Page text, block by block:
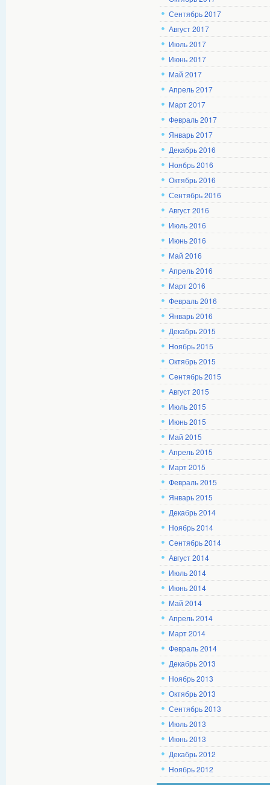
Сентябрь 2017
Август 2017
Июль 2017
Июнь 2017
Май 2017
Апрель 2017
Март 2017
Февраль 2017
Январь 2017
Декабрь 2016
Ноябрь 2016
Октябрь 2016
Сентябрь 2016
Август 2016
Июль 2016
Июнь 2016
Май 2016
Апрель 2016
Март 2016
Февраль 2016
Январь 2016
Декабрь 2015
Ноябрь 2015
Октябрь 2015
Сентябрь 2015
Август 2015
Июль 2015
Июнь 2015
Май 2015
Апрель 2015
Март 2015
Февраль 2015
Январь 2015
Декабрь 2014
Ноябрь 2014
Сентябрь 2014
Август 2014
Июль 2014
Июнь 2014
Май 2014
Апрель 2014
Март 2014
Февраль 2014
Декабрь 2013
Ноябрь 2013
Октябрь 2013
Сентябрь 2013
Июль 2013
Июнь 2013
Декабрь 2012
Ноябрь 2012